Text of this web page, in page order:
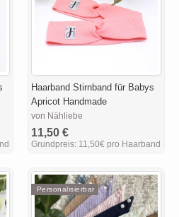
Haarband Stirnband für Babys
Apricot Handmade
von Nähliebe
11,50 €
Grundpreis: 11,50€ pro Haarband
Personalisierbar